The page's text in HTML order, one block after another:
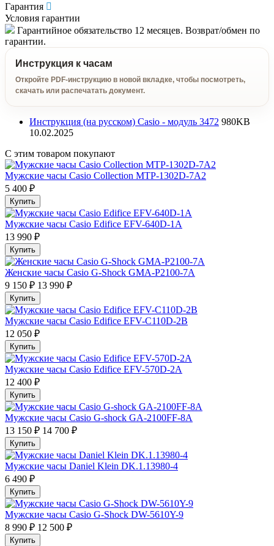
Гарантия
Условия гарантии
Гарантийное обязательство 12 месяцев. Возврат/обмен по
гарантии.
Инструкция к часам
Откройте PDF-инструкцию в новой вкладке, чтобы посмотреть,
скачать или распечатать документ.
Инструкция (на русском) Casio - модуль 3472 980KB
10.02.2025
С этим товаром покупают
Мужские часы Casio Collection MTP-1302D-7A2
5 400 ₽
Купить
Мужские часы Casio Edifice EFV-640D-1A
13 990 ₽
Купить
Женские часы Casio G-Shock GMA-P2100-7A
9 150 ₽ 13 990 ₽
Купить
Мужские часы Casio Edifice EFV-C110D-2B
12 050 ₽
Купить
Мужские часы Casio Edifice EFV-570D-2A
12 400 ₽
Купить
Мужские часы Casio G-shock GA-2100FF-8A
13 150 ₽ 14 700 ₽
Купить
Мужские часы Daniel Klein DK.1.13980-4
6 490 ₽
Купить
Мужские часы Casio G-Shock DW-5610Y-9
8 990 ₽ 12 500 ₽
Купить